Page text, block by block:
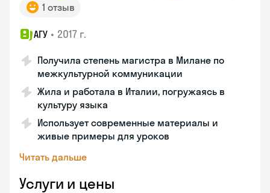
1 отзыв
АГУ • 2017 г.
Получила степень магистра в Милане по
межкультурной коммуникации
Жила и работала в Италии, погружаясь в
культуру языка
Использует современные материалы и
живые примеры для уроков
Читать дальше
Услуги и цены